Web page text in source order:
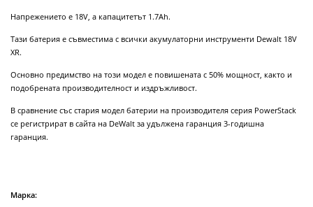
Напрежението е 18V, а капацитетът 1.7Ah.
Тази батерия е съвместима с всички акумулаторни инструменти Dewalt 18V
XR.
Основно предимство на този модел е повишената с 50% мощност, както и
подобрената производителност и издръжливост.
В сравнение със стария модел батерии на производителя серия PowerStack
се регистрират в сайта на DeWalt за удължена гаранция 3-годишна
гаранция.
Марка: